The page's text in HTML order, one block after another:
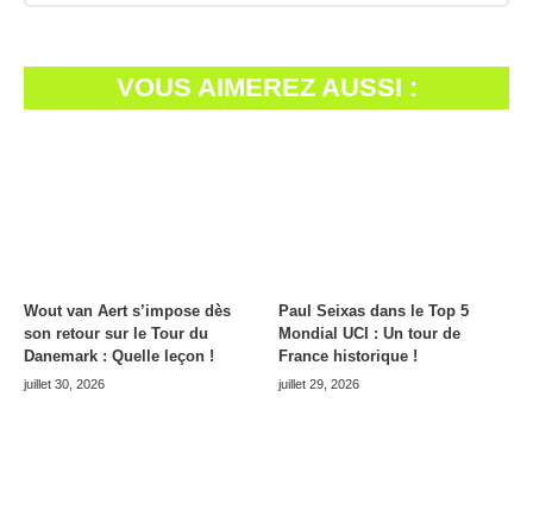
VOUS AIMEREZ AUSSI :
Wout van Aert s’impose dès
son retour sur le Tour du
Danemark : Quelle leçon !
juillet 30, 2026
Paul Seixas dans le Top 5
Mondial UCI : Un tour de
France historique !
juillet 29, 2026